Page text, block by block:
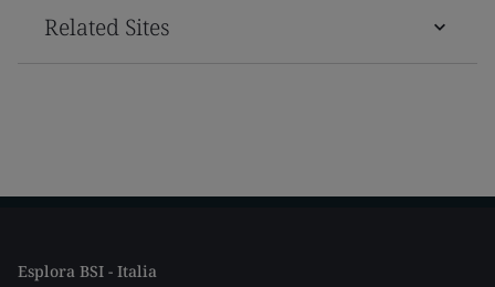
Related Sites
Esplora BSI - Italia